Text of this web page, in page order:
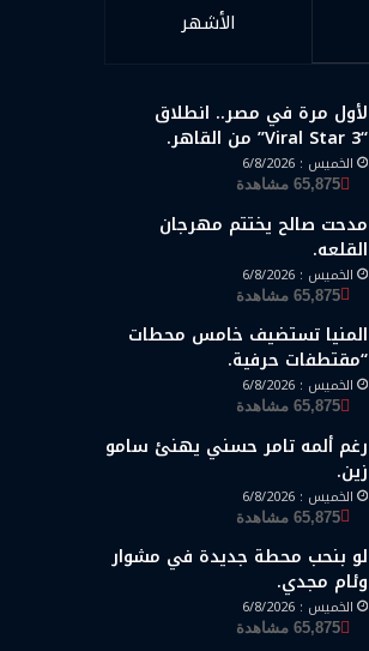
الأشهر
لأول مرة في مصر.. انطلاق
“Viral Star 3” من القاهر.
الخميس : 6/8/2026
65,875 مشاهدة
مدحت صالح يختتم مهرجان
القلعه.
الخميس : 6/8/2026
65,875 مشاهدة
المنيا تستضيف خامس محطات
“مقتطفات حرفية.
الخميس : 6/8/2026
65,875 مشاهدة
رغم ألمه تامر حسني يهنئ سامو
زين.
الخميس : 6/8/2026
65,875 مشاهدة
لو بنحب محطة جديدة في مشوار
وئام مجدي.
الخميس : 6/8/2026
65,875 مشاهدة